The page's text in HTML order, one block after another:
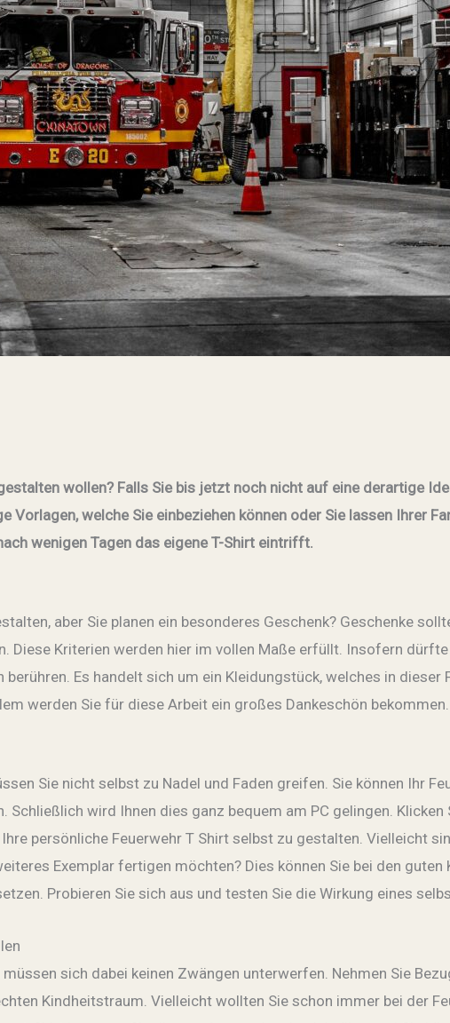
wollen? Falls Sie bis jetzt noch nicht auf eine derartige
welche Sie einbeziehen können oder Sie lassen Ihrer
wenigen Tagen das eigene T-Shirt eintrifft.
aber Sie planen ein besonderes Geschenk? Geschenke
Diese Kriterien werden hier im vollen Maße erfüllt. Insofern
Es handelt sich um ein Kleidungstück, welches in
werden Sie für diese Arbeit ein großes Dankeschön bekommen.
Sie nicht selbst zu Nadel und Faden greifen. Sie können Ihr
Schließlich wird Ihnen dies ganz bequem am PC gelingen. Klicken
persönliche Feuerwehr T Shirt selbst zu gestalten. Vielleicht
Exemplar fertigen möchten? Dies können Sie bei den guten
Probieren Sie sich aus und testen Sie die Wirkung eines
sich dabei keinen Zwängen unterwerfen. Nehmen Sie
Kindheitstraum. Vielleicht wollten Sie schon immer bei der